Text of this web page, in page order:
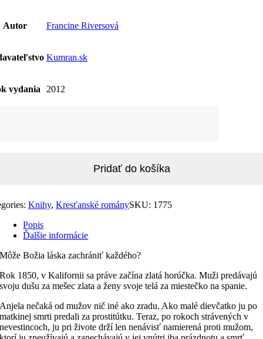
Autor Francine Riversová
Kumran.sk
vydania 2012
Pridať do košíka
Knihy, Kresťanské románySKU: 1775
Popis
Ďalšie informácie
Môže Božia láska zachrániť každého?
Rok 1850, v Kalifornii sa práve začína zlatá horúčka. Muži predávajú
svoju dušu za mešec zlata a ženy svoje telá za miestečko na spanie.
Anjela nečaká od mužov nič iné ako zradu. Ako malé dievčatko ju po
matkinej smrti predali za prostitútku. Teraz, po rokoch strávených v
nevestincoch, ju pri živote drží len nenávisť namierená proti mužom,